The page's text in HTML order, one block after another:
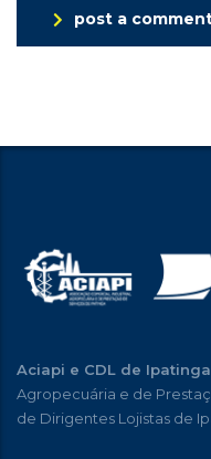
post a
Aciapi e CDL de Ipatinga
Agropecuária e de
de Dirigentes Lojistas de